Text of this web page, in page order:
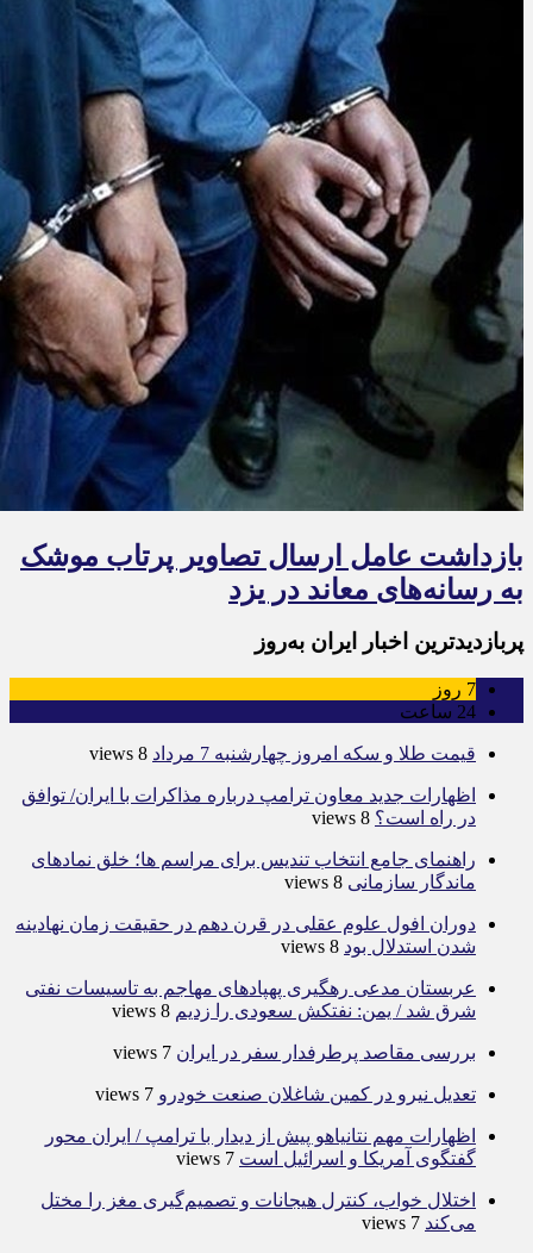
بازداشت عامل ارسال تصاویر پرتاب موشک
به رسانه‌های معاند در یزد
پربازدیدترین اخبار ایران به‌روز
7 روز
24 ساعت
قیمت طلا و سکه امروز چهارشنبه 7 مرداد 8 views
اظهارات جدید معاون ترامپ درباره مذاکرات با ایران/ توافق
در راه است؟ 8 views
راهنمای جامع انتخاب تندیس برای مراسم ها؛ خلق نمادهای
ماندگار سازمانی 8 views
دوران افول علوم عقلی در قرن دهم در حقیقت زمان نهادینه
شدن استدلال بود 8 views
عربستان مدعی رهگیری پهپادهای مهاجم به تاسیسات نفتی
شرق شد / یمن: نفتکش سعودی را زدیم 8 views
بررسی مقاصد پرطرفدار سفر در ایران 7 views
تعدیل نیرو در کمین شاغلان صنعت خودرو 7 views
اظهارات مهم نتانیاهو پیش از دیدار با ترامپ / ایران محور
گفتگوی آمریکا و اسرائیل است 7 views
اختلال خواب، کنترل هیجانات و تصمیم‌گیری مغز را مختل
می‌کند 7 views